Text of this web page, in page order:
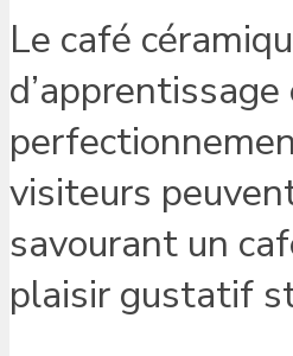
Le café
visiteurs
savourant un
plaisir gustatif